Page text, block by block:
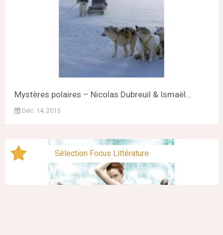
Mystères polaires – Nicolas Dubreuil & Ismaël...
Déc. 14, 2015
Sélection Focus Littérature